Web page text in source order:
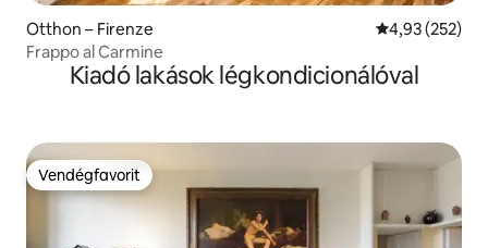
Otthon – Firenze Átlagos
4,93 (252)
Frappo al Carmine
Kiadó lakások légkondicionálóval
Vendégfavorit
Vendégfavorit